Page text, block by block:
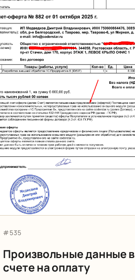
Артикул:
#535
Произвольные данные в
счете на оплату